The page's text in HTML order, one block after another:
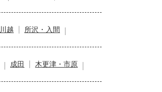
川越
所沢・入間
成田
木更津・市原